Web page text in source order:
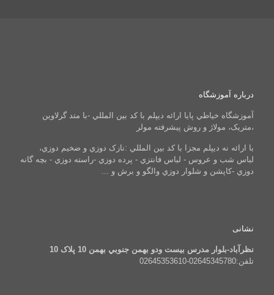
درباره آموزشگاه
آموزشگاه خياطي پايا ارائه ديپلم با کد بين المللي -با متد گرلاوين
،متريک، مولاژ و روش پيشرفته مولر
با ارائه نه ديپلم مجزا با کد بين المللي :نازک دوزي و ضخيم دوزي،
لباس شب و عروس - لباس فانتزي - پرده دوزي -راسته دوزي - بچه گانه
دوزي -کاپشن و شلوار دوزي والگو و برش و ...
نشانی
نظرآباد-بلوار مدرس بيست ودو بهمن جنوبي بهمن 10 پلاک 10
تلفن:02645345780-02645353610